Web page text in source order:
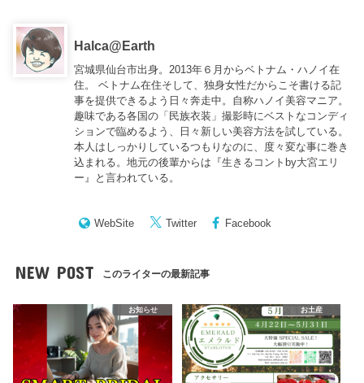
Halca@Earth
宮城県仙台市出身。2013年６月からベトナム・ハノイ在
住。 ベトナム在住そして、独身女性だからこそ書ける記
事を提供できるよう日々奔走中。自称ハノイ美容マニア。
趣味である各国の「民族衣装」撮影時にベストなコンディ
ションで臨めるよう、日々新しい美容方法を試している。
本人はしっかりしているつもりなのに、度々変な事に巻き
込まれる。地元の後輩からは『生きるコントby大宮エリ
ー 』と言われている。
WebSite Twitter Facebook
NEW POST このライターの最新記事
お知らせ お土産